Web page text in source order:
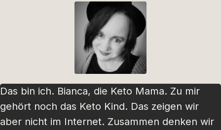
Das bin ich. Bianca, die Keto Mama. Zu mir
gehört noch das Keto Kind. Das zeigen wir
aber nicht im Internet. Zusammen denken wir